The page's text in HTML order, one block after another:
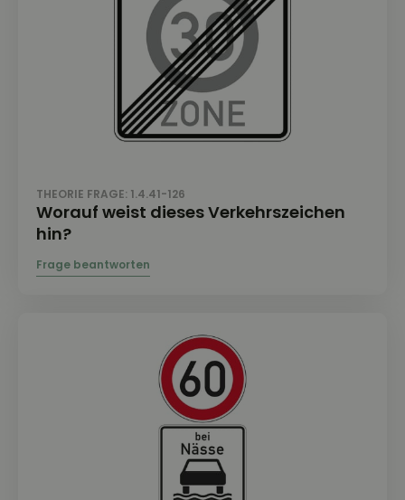
THEORIE FRAGE: 1.4.41-126
Worauf weist dieses Verkehrszeichen
hin?